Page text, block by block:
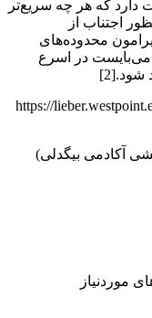
که هر چه سریع‌تر
اجتناب از
محدوده‌های
در اسرع
[1] https://
موردنیاز